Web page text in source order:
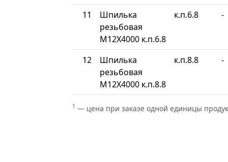
11
Шпилька
резьбовая
М12Х4000 к.п.6.8
к.п.6.8 -
12
Шпилька
резьбовая
М12Х4000 к.п.8.8
к.п.8.8 -
1 — цена при заказе одной единицы